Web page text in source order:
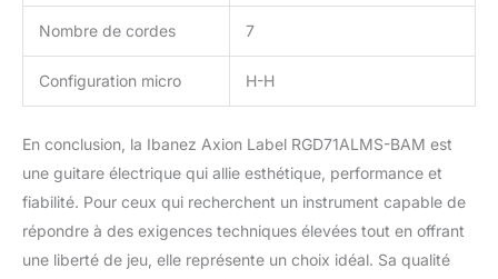
Nombre de cordes 7
Configuration micro H-H
En conclusion, la Ibanez Axion Label RGD71ALMS-BAM est
une guitare électrique qui allie esthétique, performance et
fiabilité. Pour ceux qui recherchent un instrument capable de
répondre à des exigences techniques élevées tout en offrant
une liberté de jeu, elle représente un choix idéal. Sa qualité